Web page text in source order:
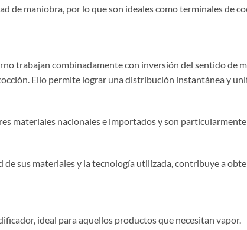
de maniobra, por lo que son ideales como terminales de
trabajan combinadamente con inversión del sentido de
Ello permite lograr una distribución instantánea y
materiales nacionales e importados y son
sus materiales y la tecnología utilizada, contribuye a
ideal para aquellos productos que necesitan vapor.